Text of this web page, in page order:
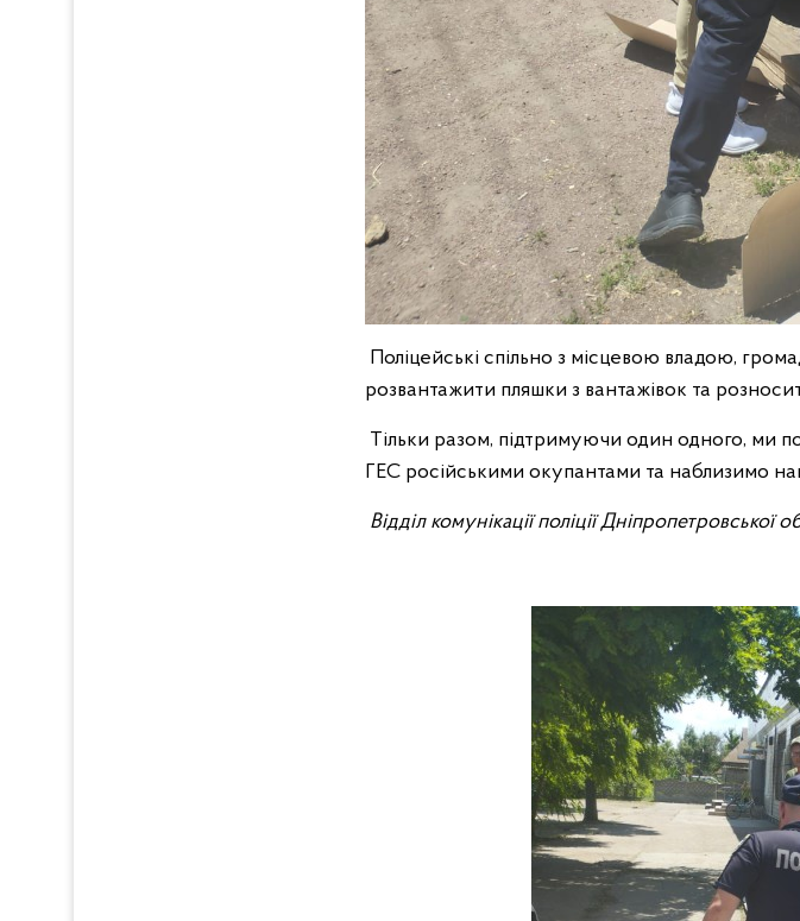
Поліцейські спільно з місцевою владою,
розвантажити пляшки з вантажівок та
Тільки разом, підтримуючи один одного, ми
ГЕС російськими окупантами та наблизимо
Відділ комунікації поліції